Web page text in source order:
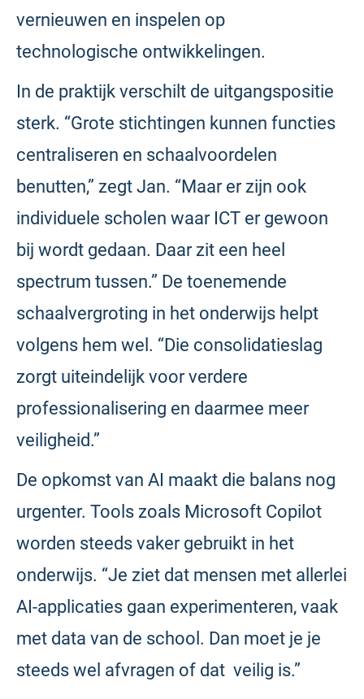
vernieuwen en inspelen op
technologische ontwikkelingen.
In de praktijk verschilt de uitgangspositie
sterk. “Grote stichtingen kunnen functies
centraliseren en schaalvoordelen
benutten,” zegt Jan. “Maar er zijn ook
individuele scholen waar ICT er gewoon
bij wordt gedaan. Daar zit een heel
spectrum tussen.” De toenemende
schaalvergroting in het onderwijs helpt
volgens hem wel. “Die consolidatieslag
zorgt uiteindelijk voor verdere
professionalisering en daarmee meer
veiligheid.”
De opkomst van AI maakt die balans nog
urgenter. Tools zoals Microsoft Copilot
worden steeds vaker gebruikt in het
onderwijs. “Je ziet dat mensen met allerlei
AI-applicaties gaan experimenteren, vaak
met data van de school. Dan moet je je
steeds wel afvragen of dat veilig is.”